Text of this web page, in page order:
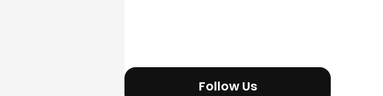
Follow Us